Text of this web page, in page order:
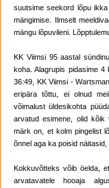
suutsime seekord lõpu
mängimise. Ilmselt
mängu lõpuvileni.
KK Viimsi 95 aastal
koha.Alagrupis pidasime 4
36:49, KK Viimsi -
eripära tõttu, ei olnud
võimalust üldesikohta
arvatud esimene, olid kõik
märk on, et kolm pingelist
õnnel aga ka poisid
Kokkuvõtteks võib öelda,
arvatavatele hooaja